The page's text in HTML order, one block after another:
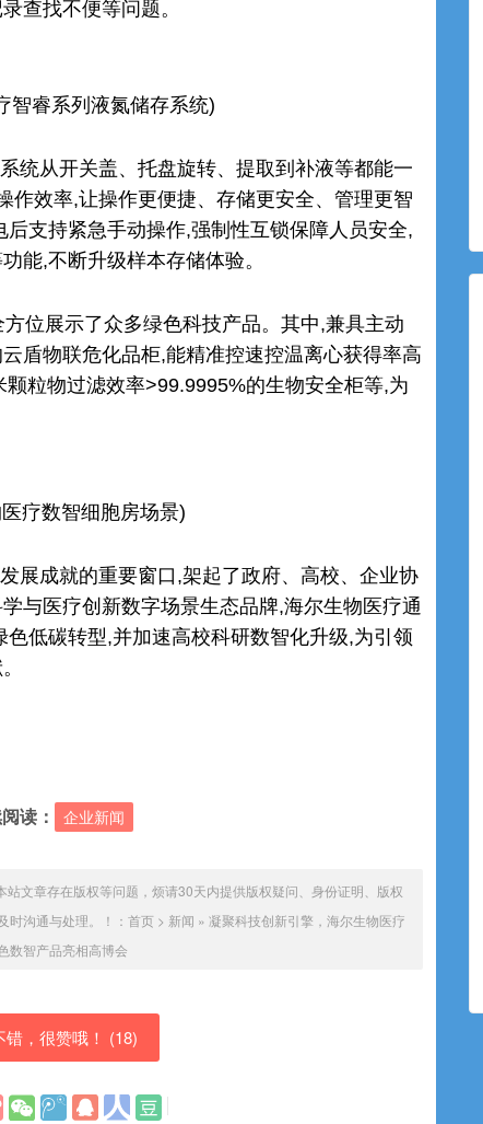
查找不便等问题。
智睿系列液氮储存系统)
统从开关盖、托盘旋转、提取到补液等都能一
作效率,让操作更便捷、存储更安全、管理更智
支持紧急手动操作,强制性互锁保障人员安全,
能,不断升级样本存储体验。
位展示了众多绿色科技产品。其中,兼具主动
盾物联危化品柜,能精准控速控温离心获得率高
粒物过滤效率>99.9995%的生物安全柜等,为
疗数智细胞房场景)
展成就的重要窗口,架起了政府、高校、企业协
与医疗创新数字场景生态品牌,海尔生物医疗通
低碳转型,并加速高校科研数智化升级,为引领
读： 企业新闻
文章存在版权等问题，烦请30天内提供版权疑问、身份证明、版权
沟通与处理。！： 首页 > 新闻 » 凝聚科技创新引擎，海尔生物医疗
数智产品亮相高博会
错，很赞哦！ (18)